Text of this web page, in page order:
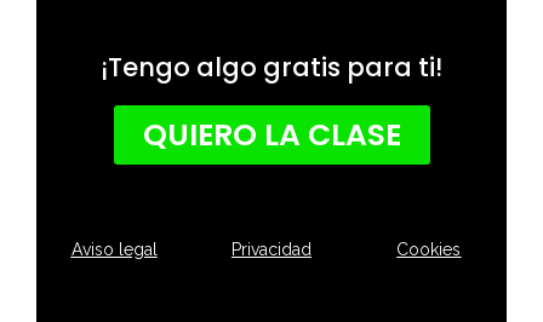
¡Tengo algo gratis para ti!
QUIERO LA CLASE
Aviso legal Privacidad Cookies